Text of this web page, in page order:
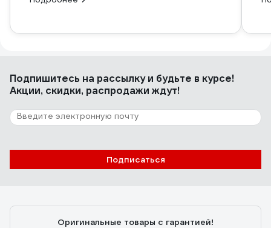
Подпишитесь на рассылкуи будьте в курсе!
Акции, скидки, распродажи ждут!
Подписаться
Оригинальные товары с гарантией!